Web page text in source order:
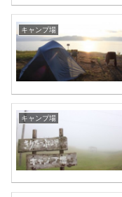
キャンプ場
キャンプ場